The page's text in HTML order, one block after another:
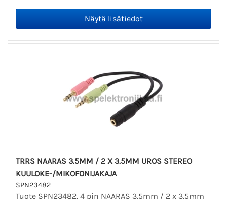
TRRS NAARAS 3.5MM / 2 X 3.5MM UROS STEREO
KUULOKE-/MIKOFONIJAKAJA
SPN23482
Tuote SPN23482. 4 pin NAARAS 3.5mm / 2 x 3.5mm